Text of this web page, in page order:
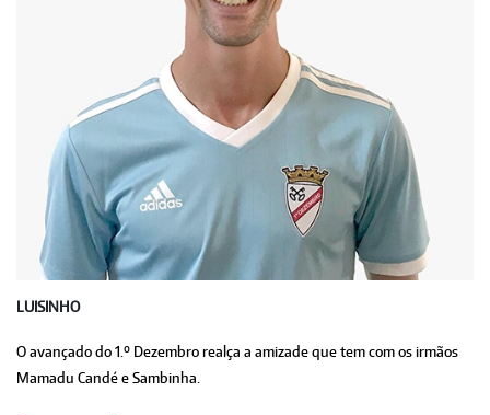
LUISINHO
O avançado do 1.º Dezembro realça a amizade que tem com os irmãos
Mamadu Candé e Sambinha.